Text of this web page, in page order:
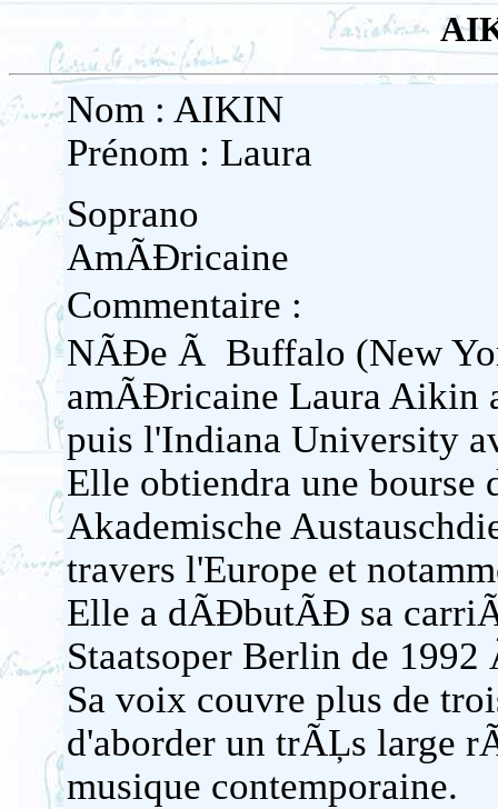
Nom : AIKIN
Prénom : Laura
Soprano
AmÃĐricaine
Commentaire :
NÃĐe Ã Buffalo (New
amÃĐricaine Laura Aikin
puis l'Indiana University
Elle obtiendra une bourse
Akademische
travers l'Europe et
Elle a dÃĐbutÃĐ sa
Staatsoper Berlin de
Sa voix couvre plus de
d'aborder un trÃĻs large
musique contemporaine.